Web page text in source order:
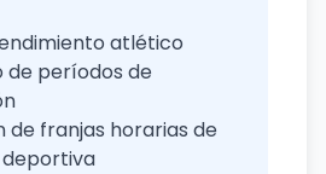
atlético
de períodos de
de franjas horarias de